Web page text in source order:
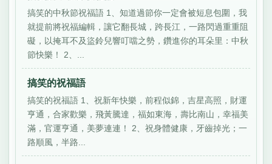
搞笑的中秋節祝福語 1、知道過節你一定會被短息包圍，我
就提前將祝福編輯，讓它翻長城，跨長江，一路閃過重重阻
礙，以掩耳不及盜鈴兒響叮噹之勢，鑽進你的耳朵里：中秋
節快樂！ 2、...
搞笑的祝福語
搞笑的祝福語 1、祝新年快樂，前程似錦，吉星高照，財運
亨通，合家歡樂，飛黃騰達，福如東海，壽比南山，幸福美
滿，官運亨通，美夢連連！ 2、祝身體健康，牙齒掉光；一
路順風，半路...